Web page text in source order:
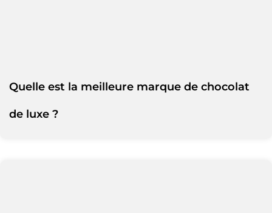
Quelle est la meilleure marque de chocolat
de luxe ?